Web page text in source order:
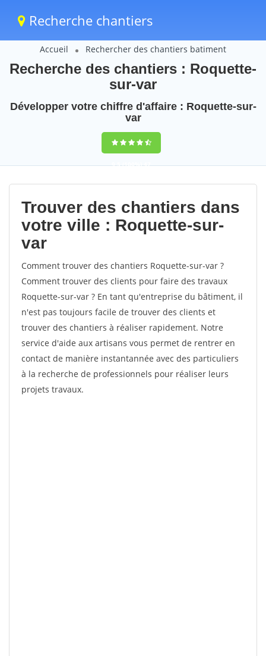
Recherche chantiers
Accueil Rechercher des chantiers batiment
Recherche des chantiers : Roquette-
sur-var
Développer votre chiffre d'affaire : Roquette-sur-
var
9,5(100%)47
votes
Trouver des chantiers dans
votre ville : Roquette-sur-
var
Comment trouver des chantiers Roquette-sur-var ?
Comment trouver des clients pour faire des travaux
Roquette-sur-var ? En tant qu'entreprise du bâtiment, il
n'est pas toujours facile de trouver des clients et
trouver des chantiers à réaliser rapidement. Notre
service d'aide aux artisans vous permet de rentrer en
contact de manière instantannée avec des particuliers
à la recherche de professionnels pour réaliser leurs
projets travaux.